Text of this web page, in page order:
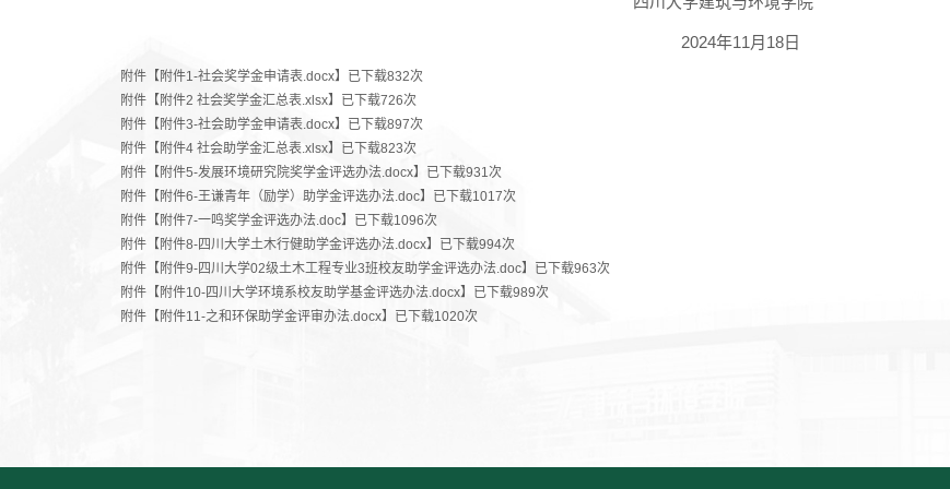
2024年11 月 18日
附件【附件1-社会奖学金申请表.docx】已下载832次
附件【附件2 社会奖学金汇总表.xlsx】已下载726次
附件【附件3-社会助学金申请表.docx】已下载897次
附件【附件4 社会助学金汇总表.xlsx】已下载823次
附件【附件5-发展环境研究院奖学金评选办法.docx】已下载931次
附件【附件6-王谦青年（励学）助学金评选办法.doc】已下载1017次
附件【附件7-一鸣奖学金评选办法.doc】已下载1096次
附件【附件8-四川大学土木行健助学金评选办法.docx】已下载994次
附件【附件9-四川大学02级土木工程专业3班校友助学金评选办法.doc】已下载963次
附件【附件10-四川大学环境系校友助学基金评选办法.docx】已下载989次
附件【附件11-之和环保助学金评审办法.docx】已下载1020次